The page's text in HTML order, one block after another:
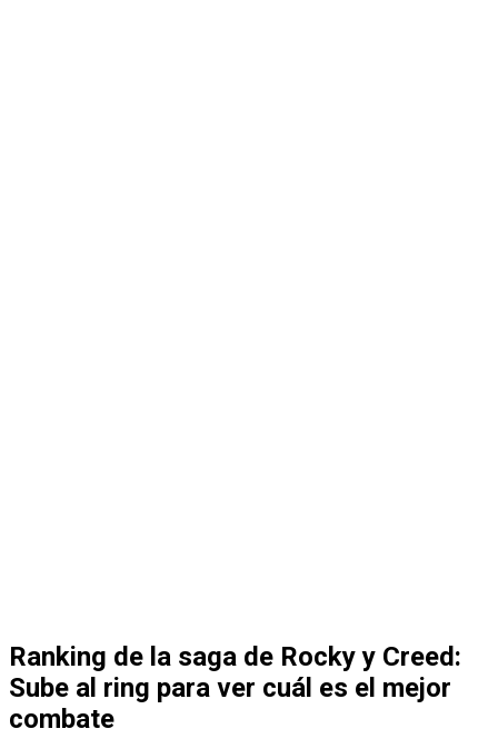
Ranking de la saga de Rocky y Creed:
Sube al ring para ver cuál es el mejor
combate